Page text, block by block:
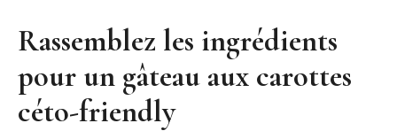
Rassemblez les ingrédients
pour un gâteau aux carottes
céto-friendly